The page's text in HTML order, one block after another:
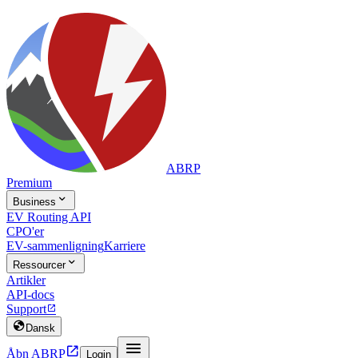
ABRP
Premium
Business 
EV Routing API
CPO'er
EV-sammenligningKarriere
Ressourcer
Artikler
API-docs
Support
 Dansk
Åbn ABRP Login 